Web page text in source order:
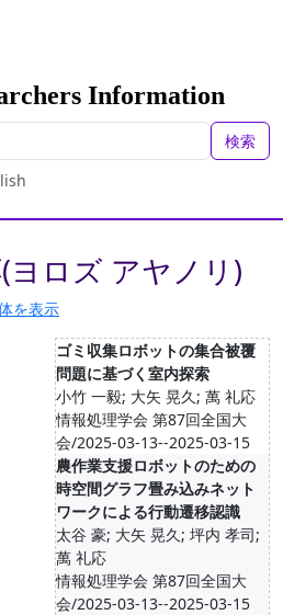
Information
検索
ヨロズ アヤノリ)
を表示
ゴミ収集ロボットの集合被覆
問題に基づく室内探索
小竹 一毅; 大矢 晃久; 萬 礼応
情報処理学会 第87回全国大
会/2025-03-13--2025-03-15
農作業支援ロボットのための
時空間グラフ畳み込みネット
ワークによる行動遷移認識
太谷 豪; 大矢 晃久; 坪内 孝司;
萬 礼応
情報処理学会 第87回全国大
会/2025-03-13--2025-03-15